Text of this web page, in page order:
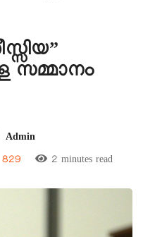
Admin
829 2 minutes read